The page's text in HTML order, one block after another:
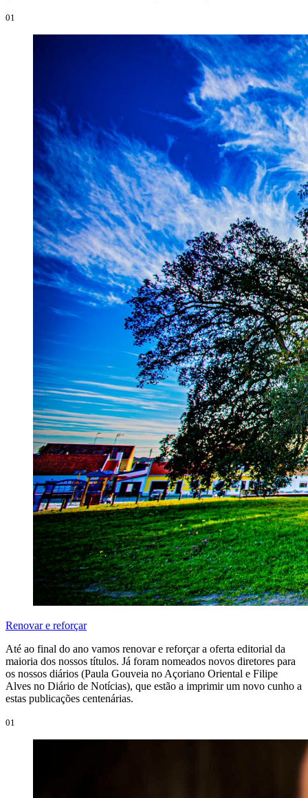
01
Renovar e reforçar
Até ao final do ano vamos renovar e reforçar a oferta editorial da
maioria dos nossos títulos. Já foram nomeados novos diretores para
os nossos diários (Paula Gouveia no Açoriano Oriental e Filipe
Alves no Diário de Notícias), que estão a imprimir um novo cunho a
estas publicações centenárias.
01